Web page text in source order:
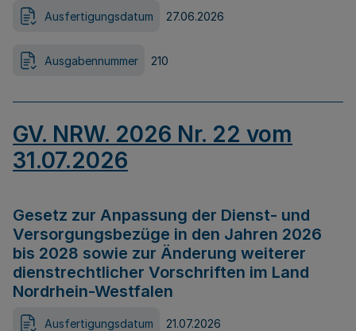
Ausfertigungsdatum 27.06.2026
Ausgabennummer 210
GV. NRW. 2026 Nr. 22 vom
31.07.2026
Gesetz zur Anpassung der Dienst- und
Versorgungsbezüge in den Jahren 2026
bis 2028 sowie zur Änderung weiterer
dienstrechtlicher Vorschriften im Land
Nordrhein-Westfalen
Ausfertigungsdatum 21.07.2026